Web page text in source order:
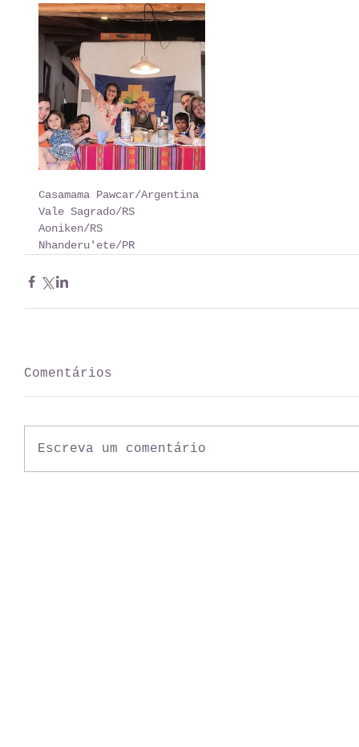
Casamama Pawcar/Argentina
Vale Sagrado/RS
Aoniken/RS
Nhanderu'ete/PR
Comentários
Escreva um comentário